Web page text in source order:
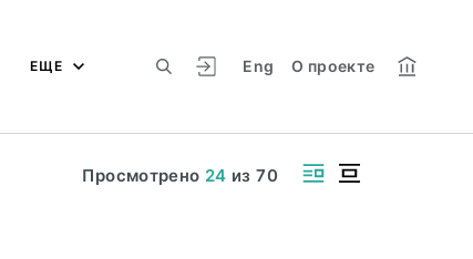
Eng О проекте
ЕЩЕ
Просмотрено 24 из70